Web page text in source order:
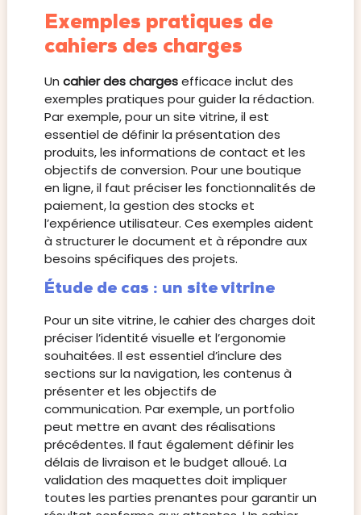
Exemples pratiques de
cahiers des charges
Un cahier des chargesefficace inclut des
exemples pratiques pour guider la rédaction.
Par exemple, pour un site vitrine, il est
essentiel de définir la présentation des
produits, les informations de contact et les
objectifs de conversion. Pour une boutique
en ligne, il faut préciser les fonctionnalités de
paiement, la gestion des stocks et
l’expérience utilisateur. Ces exemples aident
à structurer le document et à répondre aux
besoins spécifiques des projets.
Étude de cas : un site vitrine
Pour un site vitrine, le cahier des charges doit
préciser l’identité visuelle et l’ergonomie
souhaitées. Il est essentiel d’inclure des
sections sur la navigation, les contenus à
présenter et les objectifs de
communication. Par exemple, un portfolio
peut mettre en avant des réalisations
précédentes. Il faut également définir les
délais de livraison et le budget alloué. La
validation des maquettes doit impliquer
toutes les parties prenantes pour garantir un